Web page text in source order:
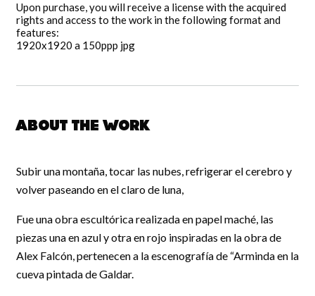
Upon purchase, you will receive a license with the acquired
rights and access to the work in the following format and
features:
1920x1920 a 150ppp jpg
About the work
Subir una montaña, tocar las nubes, refrigerar el cerebro y
volver paseando en el claro de luna,
Fue una obra escultórica realizada en papel maché, las
piezas una en azul y otra en rojo inspiradas en la obra de
Alex Falcón, pertenecen a la escenografía de “Arminda en la
cueva pintada de Galdar.